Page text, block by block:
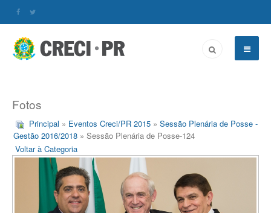
Fotos
Principal » Eventos Creci/PR 2015 » Sessão Plenária de Posse -
Gestão 2016/2018 » Sessão Plenária de Posse-124
Voltar à Categoria